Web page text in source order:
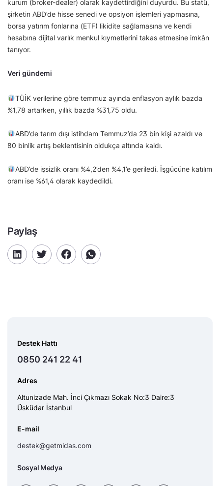
kurum (broker-dealer) olarak kaydettirdiğini duyurdu. Bu statü,
şirketin ABD’de hisse senedi ve opsiyon işlemleri yapmasına,
borsa yatırım fonlarına (ETF) likidite sağlamasına ve kendi
hesabına dijital varlık menkul kıymetlerini takas etmesine imkân
tanıyor.
Veri gündemi
TÜİK verilerine göre temmuz ayında enflasyon aylık bazda
%1,78 artarken, yıllık bazda %31,75 oldu.
ABD’de tarım dışı istihdam Temmuz’da 23 bin kişi azaldı ve
80 binlik artış beklentisinin oldukça altında kaldı.
ABD’de işsizlik oranı %4,2’den %4,1’e geriledi. İşgücüne katılım
oranı ise %61,4 olarak kaydedildi.
Paylaş
Destek Hattı
0850 241 22 41
Adres
Altunizade Mah. İnci Çıkmazı Sokak No:3 Daire:3
Üsküdar İstanbul
E-mail
destek@getmidas.com
Sosyal Medya